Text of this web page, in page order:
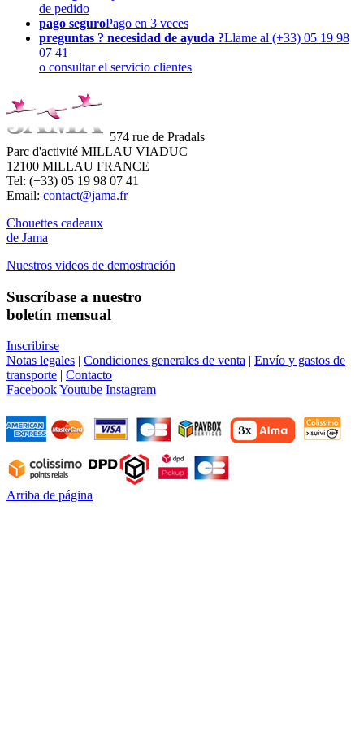
de pedido
pago seguroPago en 3 veces
preguntas ? necesidad de ayuda ?Llame al (+33) 05 19 98
07 41
o consultar el servicio clientes
574 rue de Pradals
Parc d'activité MILLAU VIADUC
12100 MILLAU FRANCE
Tel: (+33) 05 19 98 07 41
Email: contact@jama.fr
Chouettes cadeaux
de Jama
Nuestros videos de demostración
Suscríbase a nuestro
boletín mensual
Inscribirse
Notas legales | Condiciones generales de venta | Envío y gastos de
transporte | Contacto
FacebookYoutube Instagram
Arriba de página